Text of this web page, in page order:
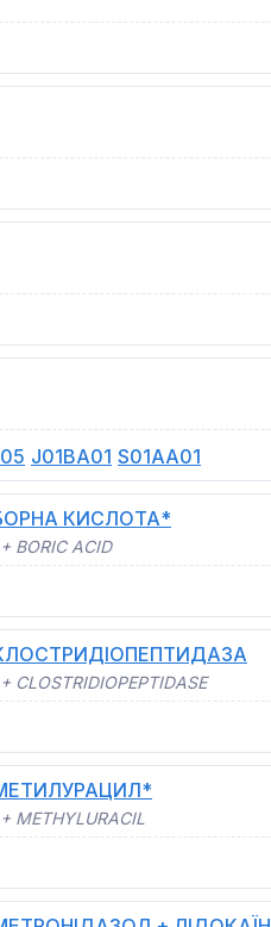
J01BA01 S01AA01
КИСЛОТА*
BORIC ACID
CLOSTRIDIOPEPTIDASE
METHYLURACIL